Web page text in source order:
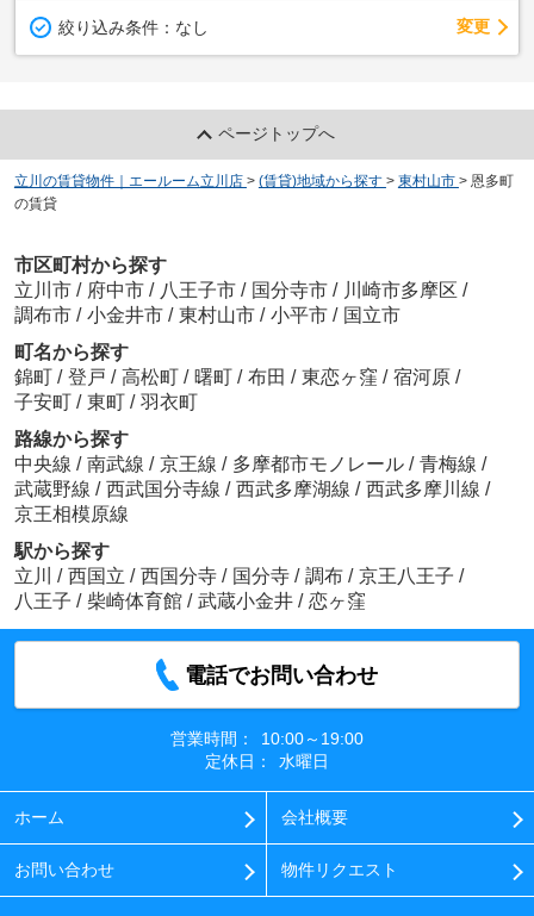
絞り込み条件： なし 変更
ページトップへ
立川の賃貸物件｜エールーム立川店 > (賃貸)地域から探す > 東村山市 > 恩多町
の賃貸
市区町村から探す
立川市 / 府中市 / 八王子市 / 国分寺市 / 川崎市多摩区 /
調布市 / 小金井市 / 東村山市 / 小平市 / 国立市
町名から探す
錦町 / 登戸 / 高松町 / 曙町 / 布田 / 東恋ヶ窪 / 宿河原 /
子安町 / 東町 / 羽衣町
路線から探す
中央線 / 南武線 / 京王線 / 多摩都市モノレール / 青梅線 /
武蔵野線 / 西武国分寺線 / 西武多摩湖線 / 西武多摩川線 /
京王相模原線
駅から探す
立川
/ 西国立 / 西国分寺 / 国分寺 / 調布 / 京王八王子 /
八王子 / 柴崎体育館 / 武蔵小金井 / 恋ヶ窪
電話でお問い合わせ
営業時間：
10:00～19:00
定休日：
水曜日
ホーム 会社概要
お問い合わせ 物件リクエスト